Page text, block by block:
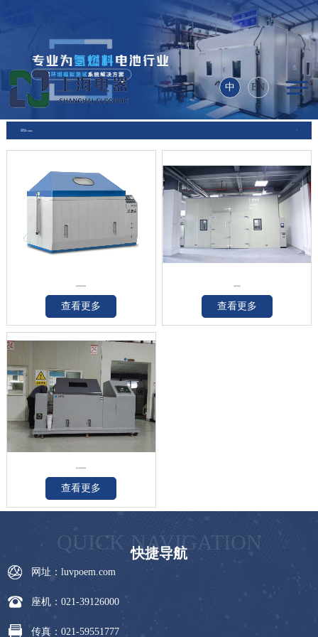
乐动在线登录入口_乐动
（中国）
中 EN
产品中心
查看更多 查看更多
查看更多
QUICK NAVIGATION
快捷导航
网址：luvpoem.com
座机：021-39126000
传真：021-59551777